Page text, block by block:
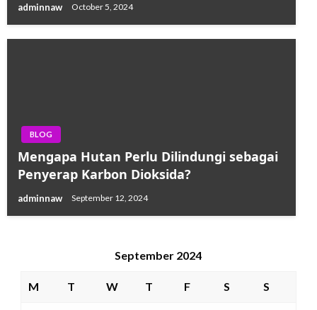
adminnaw October 5, 2024
BLOG
Mengapa Hutan Perlu Dilindungi sebagai
Penyerap Karbon Dioksida?
adminnaw September 12, 2024
September 2024
M T W T F S S